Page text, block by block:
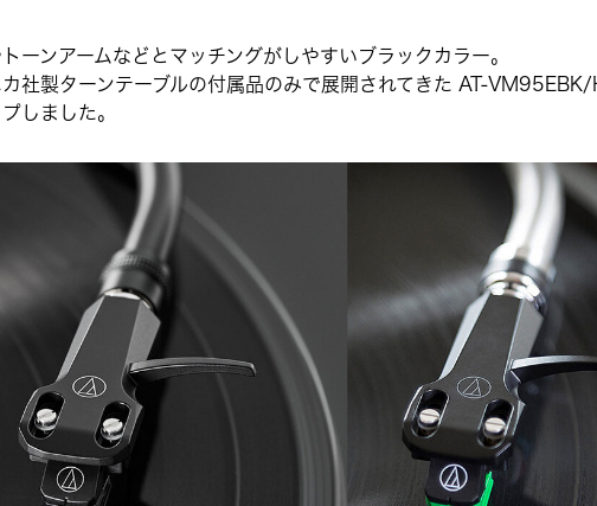
ーンアームなどとマッチングがしやすいブラックカラー。
社製ターンテーブルの付属品のみで展開されてきた AT-
しました。